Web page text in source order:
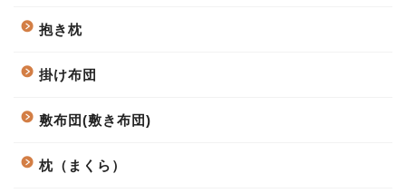
抱き枕
掛け布団
敷布団(敷き布団)
枕（まくら）